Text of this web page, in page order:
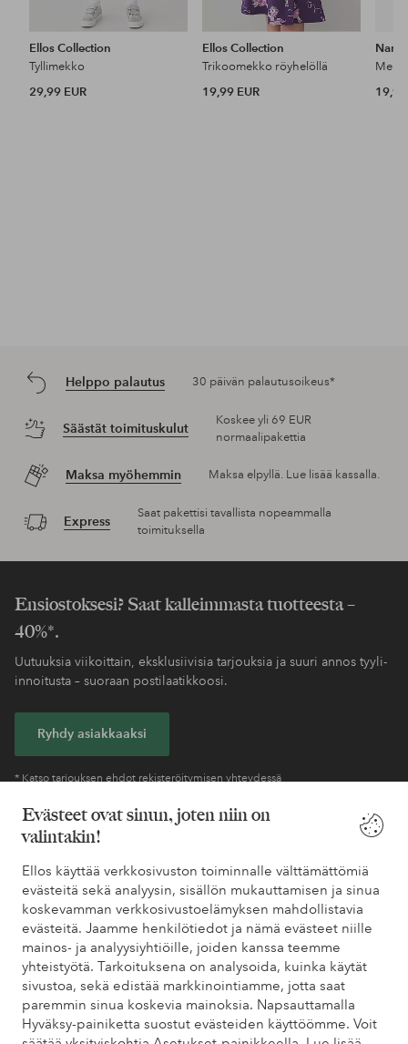
Evästeet ovat sinun, joten niin on
valintakin!
Ellos käyttää verkkosivuston toiminnalle välttämättömiä
evästeitä sekä analyysin, sisällön mukauttamisen ja sinua
koskevamman verkkosivustoelämyksen mahdollistavia
evästeitä. Jaamme henkilötiedot ja nämä evästeet niille
mainos- ja analyysiyhtiöille, joiden kanssa teemme
yhteistyötä. Tarkoituksena on analysoida, kuinka käytät
sivustoa, sekä edistää markkinointiamme, jotta saat
paremmin sinua koskevia mainoksia. Napsauttamalla
Hyväksy-painiketta suostut evästeiden käyttöömme. Voit
Ellos Collection
Tyllimekko
29,99 EUR
Ellos Collection
Trikoomekko röyhelöllä
19,99 EUR
19,99
Helppo palautus 30 päivän palautusoikeus*
Säästät toimituskulut
Koskee yli 69 EUR
normaalipakettia
Maksa myöhemmin Maksa elpyllä. Lue lisää kassalla.
Express
Saat pakettisi tavallista nopeammalla
toimituksella
Ensiostoksesi? Saat kalleimmasta tuotteesta –
40%*.
Uutuuksia viikoittain, eksklusiivisia tarjouksia ja suuri annos tyyli-
innoitusta – suoraan postilaatikkoosi.
Ryhdy asiakkaaksi
* Katso tarjouksen ehdot rekisteröitymisen yhteydessä
Tarvitsetko apua?
Löydät vastaukset useimmin kysyttyihin kysymyksiin usein
kysytyistä kysymyksistä. Löydät myös tietoa siitä, miten voit ottaa
meihin yhteyttä.
Asiakaspalvelu Tilaukset Maksutavat
Omat sivut